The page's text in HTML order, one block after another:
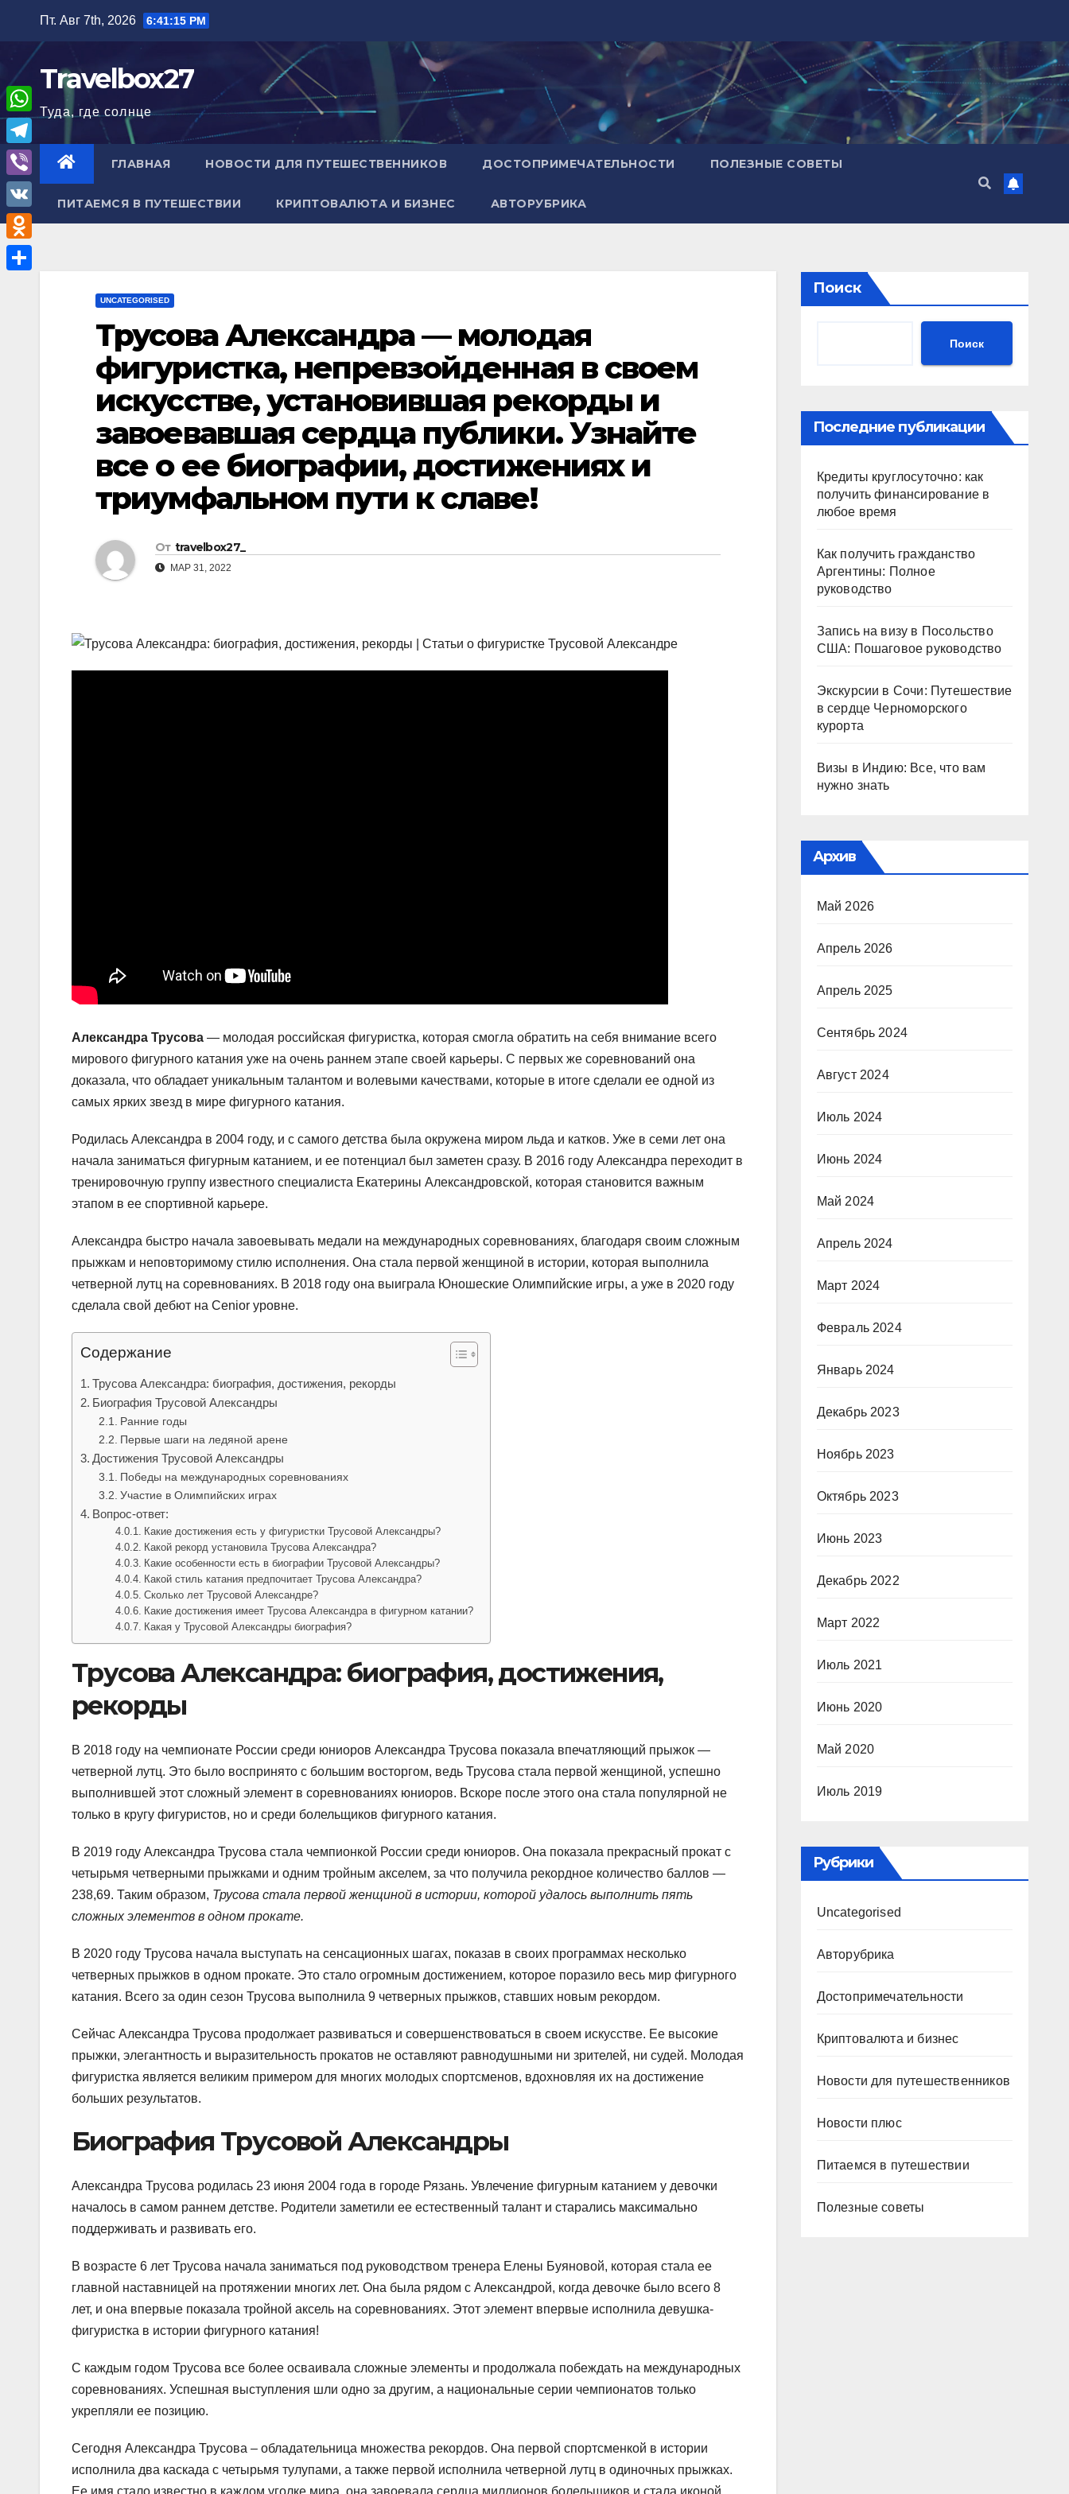
содержимому
Пт. Авг 7th, 2026 6:41:16 PM
Travelbox27
Туда, где солнце
ГЛАВНАЯ НОВОСТИ ДЛЯ ПУТЕШЕСТВЕННИКОВ ДОСТОПРИМЕЧАТЕЛЬНОСТИ ПОЛЕЗНЫЕ СОВЕТЫ
ПИТАЕМСЯ В ПУТЕШЕСТВИИ КРИПТОВАЛЮТА И БИЗНЕС АВТОРУБРИКА
UNCATEGORISED
Трусова Александра — молодая
фигуристка, непревзойденная в своем
искусстве, установившая рекорды и
завоевавшая сердца публики. Узнайте
все о ее биографии, достижениях и
триумфальном пути к славе!
От travelbox27_
МАР 31, 2022
Александра Трусова — молодая российская фигуристка, которая смогла обратить на себя внимание всего
мирового фигурного катания уже на очень раннем этапе своей карьеры. С первых же соревнований она
доказала, что обладает уникальным талантом и волевыми качествами, которые в итоге сделали ее одной из
самых ярких звезд в мире фигурного катания.
Родилась Александра в 2004 году, и с самого детства была окружена миром льда и катков. Уже в семи лет она
начала заниматься фигурным катанием, и ее потенциал был заметен сразу. В 2016 году Александра переходит в
тренировочную группу известного специалиста Екатерины Александровской, которая становится важным
этапом в ее спортивной карьере.
Александра быстро начала завоевывать медали на международных соревнованиях, благодаря своим сложным
прыжкам и неповторимому стилю исполнения. Она стала первой женщиной в истории, которая выполнила
четверной лутц на соревнованиях. В 2018 году она выиграла Юношеские Олимпийские игры, а уже в 2020 году
сделала свой дебют на Сenior уровне.
Содержание
Трусова Александра: биография, достижения, рекорды
Биография Трусовой Александры
Ранние годы
Первые шаги на ледяной арене
Достижения Трусовой Александры
Победы на международных соревнованиях
Участие в Олимпийских играх
Вопрос-ответ:
Какие достижения есть у фигуристки Трусовой Александры?
Какой рекорд установила Трусова Александра?
Какие особенности есть в биографии Трусовой Александры?
Какой стиль катания предпочитает Трусова Александра?
Сколько лет Трусовой Александре?
Какие достижения имеет Трусова Александра в фигурном катании?
Какая у Трусовой Александры биография?
Трусова Александра: биография, достижения,
рекорды
В 2018 году на чемпионате России среди юниоров Александра Трусова показала впечатляющий прыжок —
четверной лутц. Это было воспринято с большим восторгом, ведь Трусова стала первой женщиной, успешно
выполнившей этот сложный элемент в соревнованиях юниоров. Вскоре после этого она стала популярной не
только в кругу фигуристов, но и среди болельщиков фигурного катания.
В 2019 году Александра Трусова стала чемпионкой России среди юниоров. Она показала прекрасный прокат с
четырьмя четверными прыжками и одним тройным акселем, за что получила рекордное количество баллов —
238,69. Таким образом, Трусова стала первой женщиной в истории, которой удалось выполнить пять
сложных элементов в одном прокате.
В 2020 году Трусова начала выступать на сенсационных шагах, показав в своих программах несколько
четверных прыжков в одном прокате. Это стало огромным достижением, которое поразило весь мир фигурного
катания. Всего за один сезон Трусова выполнила 9 четверных прыжков, ставших новым рекордом.
Сейчас Александра Трусова продолжает развиваться и совершенствоваться в своем искусстве. Ее высокие
прыжки, элегантность и выразительность прокатов не оставляют равнодушными ни зрителей, ни судей. Молодая
фигуристка является великим примером для многих молодых спортсменов, вдохновляя их на достижение
больших результатов.
Биография Трусовой Александры
Александра Трусова родилась 23 июня 2004 года в городе Рязань. Увлечение фигурным катанием у девочки
началось в самом раннем детстве. Родители заметили ее естественный талант и старались максимально
поддерживать и развивать его.
В возрасте 6 лет Трусова начала заниматься под руководством тренера Елены Буяновой, которая стала ее
главной наставницей на протяжении многих лет. Она была рядом с Александрой, когда девочке было всего 8
лет, и она впервые показала тройной аксель на соревнованиях. Этот элемент впервые исполнила девушка-
фигуристка в истории фигурного катания!
С каждым годом Трусова все более осваивала сложные элементы и продолжала побеждать на международных
соревнованиях. Успешная выступления шли одно за другим, а национальные серии чемпионатов только
укрепляли ее позицию.
Сегодня Александра Трусова – обладательница множества рекордов. Она первой спортсменкой в истории
исполнила два каскада с четырьмя тулупами, а также первой исполнила четверной лутц в одиночных прыжках.
Поиск
Поиск
Последние публикации
Кредиты круглосуточно: как
получить финансирование в
любое время
Как получить гражданство
Аргентины: Полное
руководство
Запись на визу в Посольство
США: Пошаговое руководство
Экскурсии в Сочи: Путешествие
в сердце Черноморского
курорта
Визы в Индию: Все, что вам
нужно знать
Архив
Май 2026
Апрель 2026
Апрель 2025
Сентябрь 2024
Август 2024
Июль 2024
Июнь 2024
Май 2024
Апрель 2024
Март 2024
Февраль 2024
Январь 2024
Декабрь 2023
Ноябрь 2023
Октябрь 2023
Июнь 2023
Декабрь 2022
Март 2022
Июль 2021
Июнь 2020
Май 2020
Июль 2019
Рубрики
Uncategorised
Авторубрика
Достопримечательности
Криптовалюта и бизнес
Новости для путешественников
Новости плюс
Питаемся в путешествии
Полезные советы
W
h
a
A
T
e
l
e
g
V
i
b
e
V
K
O